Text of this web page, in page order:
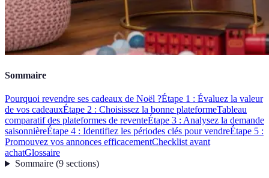
Sommaire
Pourquoi revendre ses cadeaux de Noël ?Étape 1 : Évaluez la valeur
de vos cadeauxÉtape 2 : Choisissez la bonne plateformeTableau
comparatif des plateformes de reventeÉtape 3 : Analysez la demande
saisonnièreÉtape 4 : Identifiez les périodes clés pour vendreÉtape 5 :
Promouvez vos annonces efficacementChecklist avant
achatGlossaire
Sommaire(9 sections)